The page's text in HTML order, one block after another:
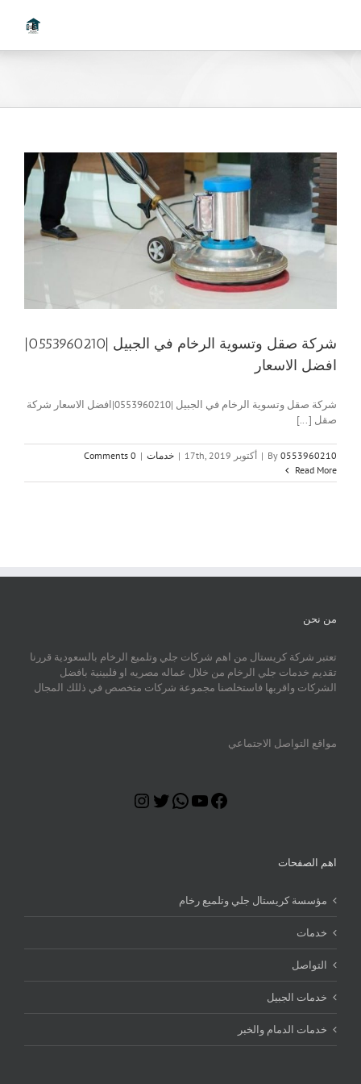
شركة صقل وتسوية الرخام في الجبيل |0553960210|
افضل الاسعار
شركة صقل وتسوية الرخام في الجبيل |0553960210|افضل الاسعار شركة
صقل [...]
By 0553960210
| أكتوبر 17th, 2019 | خدمات |
0 Comments
Read More
من نحن
تعتبر شركة كريستال من اهم شركات جلي وتلميع الرخام بالسعودية قررنا
تقديم خدمات جلي الرخام من خلال عماله مصريه او فلبينية بافضل
الشركات واقربها فاستخلصنا مجموعة شركات متخصص في ذللك المجال
مواقع التواصل الاجتماعي
Facebook
YouTube
WhatsApp
Twitter
اهم الصفحات
مؤسسة كريستال جلي وتلميع رخام
خدمات
التواصل
خدمات الجبيل
خدمات الدمام والخبر